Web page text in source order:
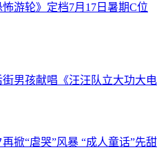
游轮》定档7月17日暑期C位
男孩献唱《汪汪队立大功大电
掀“虐哭”风暴 “成人童话”先甜